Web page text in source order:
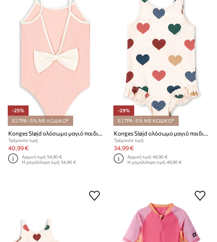
-25%
ΕΞΤΡΑ -5% ΜΕ ΚΩΔΙΚΟ*
Konges Sløjd ολόσωμο μαγιό παιδικό BOWIE SWIMSUIT GSR
Τρέχουσα τιμή:
40,99 €
Αρχική τιμή:54,90 €
Η χαμηλότερη τιμή:54,90 €
-29%
ΕΞΤΡΑ -5% ΜΕ ΚΩΔΙΚΟ*
Konges Sløjd ολόσωμο μαγιό παιδικό MANUCA SWIMSUIT
Τρέχουσα τιμή:
34,99 €
Αρχική τιμή:49,90 €
Η χαμηλότερη τιμή:49,90 €